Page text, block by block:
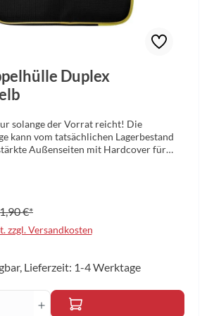
Duplex
solange der Vorrat reicht! Die
kann vom tatsächlichen Lagerbestand
Außenseiten mit Hardcover für
gelb€*
zzgl. Versandkosten
Lieferzeit: 1-4 Werktage
Gib den gewünschten